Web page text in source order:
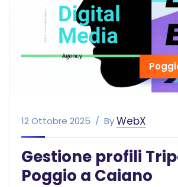
12 Ottobre 2025 ByWebX
Gestione profili
Poggio a Caiano